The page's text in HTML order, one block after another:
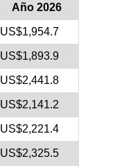
Año 2026
US$1,954.7
US$1,893.9
US$2,441.8
US$2,141.2
US$2,221.4
US$2,325.5